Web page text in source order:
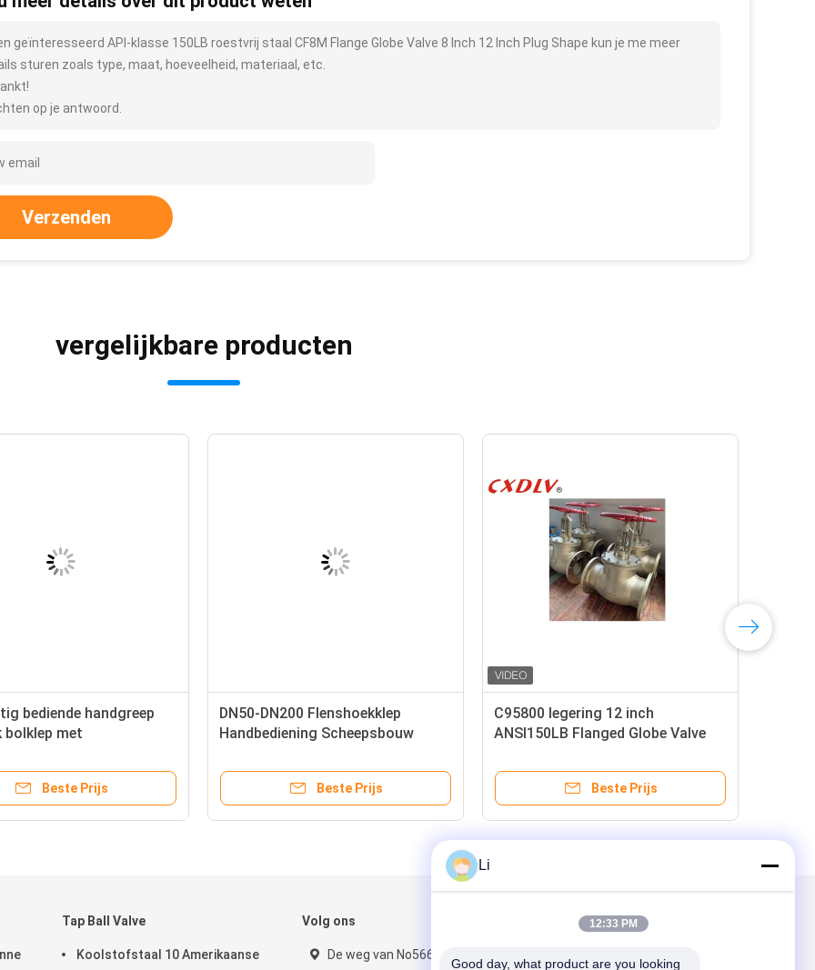
geïnteresseerd API-klasse 150LB roestvrij staal CF8M Flange Globe Valve 8 Inch 12 Inch Plug Shape kun je me meer
sturen zoals type, maat, hoeveelheid, materiaal, etc.
op je antwoord.
Verzenden
vergelijkbare producten
bediende handgreep
bolklep met
Beste Prijs
DN50-DN200 Flenshoekklep
Handbediening Scheepsbouw
Beste Prijs
C95800 legering 12 inch
ANSI150LB Flanged Globe Valve
Beste Prijs
Tap Ball Valve
Koolstofstaal 10 Amerikaanse
Volg ons
De weg van No566binhai 3de
Mail ons
Li
12:33 PM
Good day, what product are you looking